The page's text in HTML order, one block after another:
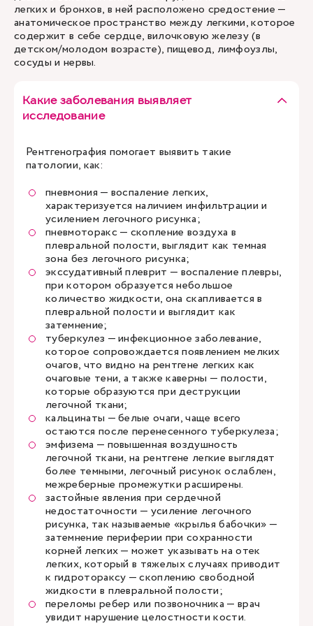
легких и бронхов, в ней расположено средостение —
анатомическое пространство между легкими, которое
содержит в себе сердце, вилочковую железу (в
детском/молодом возрасте), пищевод, лимфоузлы,
сосуды и нервы.
Какие заболевания выявляет
исследование
Рентгенография помогает выявить такие
патологии, как:
пневмония — воспаление легких,
характеризуется наличием инфильтрации и
усилением легочного рисунка;
пневмоторакс — скопление воздуха в
плевральной полости, выглядит как темная
зона без легочного рисунка;
экссудативный плеврит — воспаление плевры,
при котором образуется небольшое
количество жидкости, она скапливается в
плевральной полости и выглядит как
затемнение;
туберкулез — инфекционное заболевание,
которое сопровождается появлением мелких
очагов, что видно на рентгене легких как
очаговые тени, а также каверны — полости,
которые образуются при деструкции
легочной ткани;
кальцинаты — белые очаги, чаще всего
остаются после перенесенного туберкулеза;
эмфизема — повышенная воздушность
легочной ткани, на рентгене легкие выглядят
более темными, легочный рисунок ослаблен,
межреберные промежутки расширены.
застойные явления при сердечной
недостаточности — усиление легочного
рисунка, так называемые «крылья бабочки» —
затемнение периферии при сохранности
корней легких — может указывать на отек
легких, который в тяжелых случаях приводит
к гидротораксу — скоплению свободной
жидкости в плевральной полости;
переломы ребер или позвоночника — врач
увидит нарушение целостности кости.